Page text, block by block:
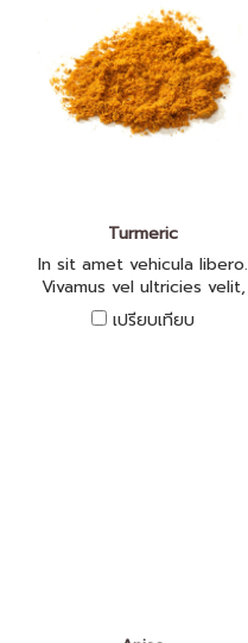
Turmeric
In sit amet vehicula libero.
Vivamus vel ultricies velit,
sed fringilla elit.
เปรียบเทียบ